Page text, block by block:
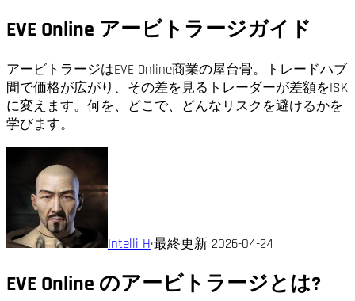
EVE Online アービトラージガイド
アービトラージはEVE Online商業の屋台骨。トレードハブ
間で価格が広がり、その差を見るトレーダーが差額をISK
に変えます。何を、どこで、どんなリスクを避けるかを
学びます。
Intelli H·最終更新 2026-04-24
EVE Online のアービトラージとは?